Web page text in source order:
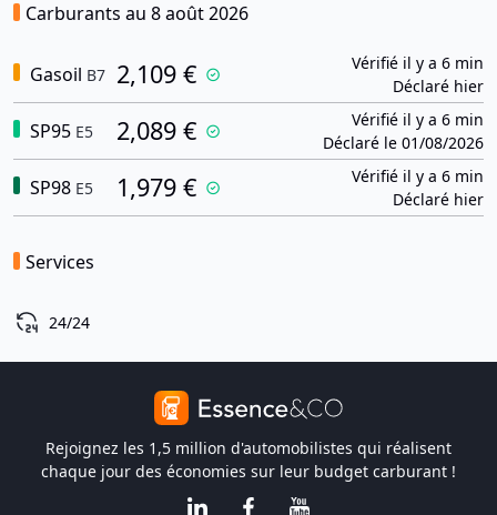
Carburants au 8 août 2026
Gasoil B7 2,109 €
Vérifié il y a 6 min
Déclaré hier
SP95 E5 2,089 €
Vérifié il y a 6 min
Déclaré le 01/08/2026
SP98 E5 1,979 €
Vérifié il y a 6 min
Déclaré hier
Services
24/24
Rejoignez les 1,5 million d'automobilistes qui réalisent
chaque jour des économies sur leur budget carburant !